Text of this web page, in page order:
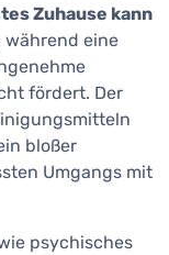
Zuhause kann
während eine
fördert. Der
bloßer
Umgangs mit
psychisches